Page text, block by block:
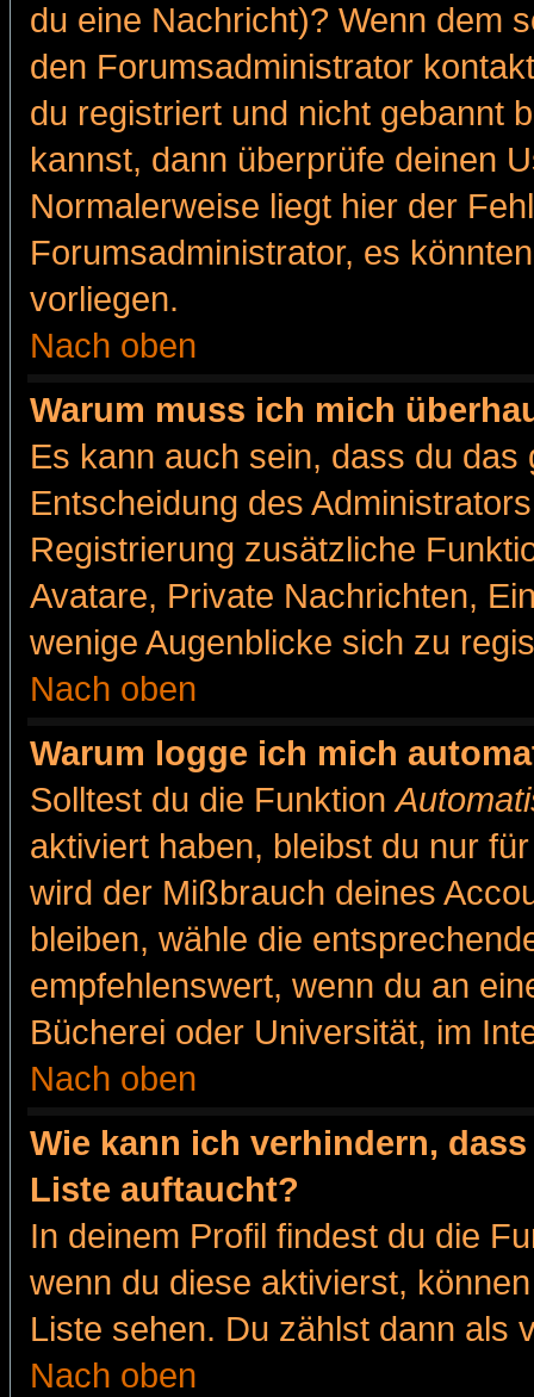
du eine Nachricht)? Wenn dem
den Forumsadministrator
du registriert und nicht gebannt
kannst, dann überprüfe deinen
Normalerweise liegt hier der
Forumsadministrator, es
vorliegen.
Nach oben
Warum muss ich mich
Es kann auch sein, dass du
Entscheidung des
Registrierung zusätzliche
Avatare, Private Nachrichten,
wenige Augenblicke sich zu
Nach oben
Warum logge ich mich
Solltest du die Funktion
aktiviert haben, bleibst du nur
wird der Mißbrauch deines
bleiben, wähle die
empfehlenswert, wenn du an
Bücherei oder Universität, im
Nach oben
Wie kann ich verhindern,
Liste auftaucht?
In deinem Profil findest du die
wenn du diese aktivierst,
Liste sehen. Du zählst dann als
Nach oben